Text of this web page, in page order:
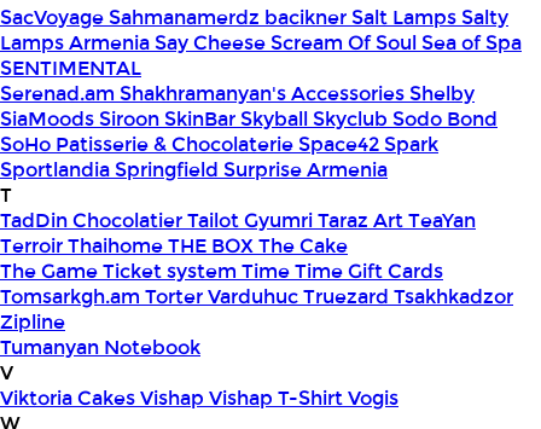
SacVoyageSahmanamerdz baciknerSalt LampsSalty
Lamps ArmeniaSay CheeseScream Of SoulSea of Spa
SENTIMENTAL
Serenad.am Shakhramanyan's AccessoriesShelby
SiaMoodsSiroon SkinBarSkyballSkyclub Sodo Bond
SoHo Patisserie & ChocolaterieSpace42Spark
SportlandiaSpringfield Surprise Armenia
T
TadDin ChocolatierTailot GyumriTaraz ArtTeaYan
TerroirThaihomeTHE BOXThe Cake
The GameTicket system TimeTime Gift Cards
Tomsarkgh.am Torter VarduhucTruezard Tsakhkadzor
Zipline
Tumanyan Notebook
V
Viktoria CakesVishap Vishap T-ShirtVogis
W